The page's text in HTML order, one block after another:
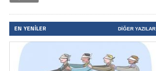
EN YENILER DIĞER YAZILAR